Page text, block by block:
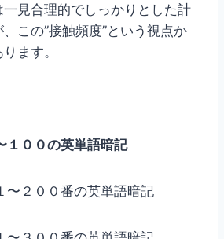
見合理的でしっかりとした計
この”接触頻度”という視点か
ます。
００の英単語暗記
〜２００番の英単語暗記